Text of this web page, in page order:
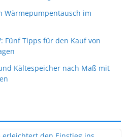
Wärmepumpentausch im
Fünf Tipps für den Kauf von
Kältespeicher nach Maß mit